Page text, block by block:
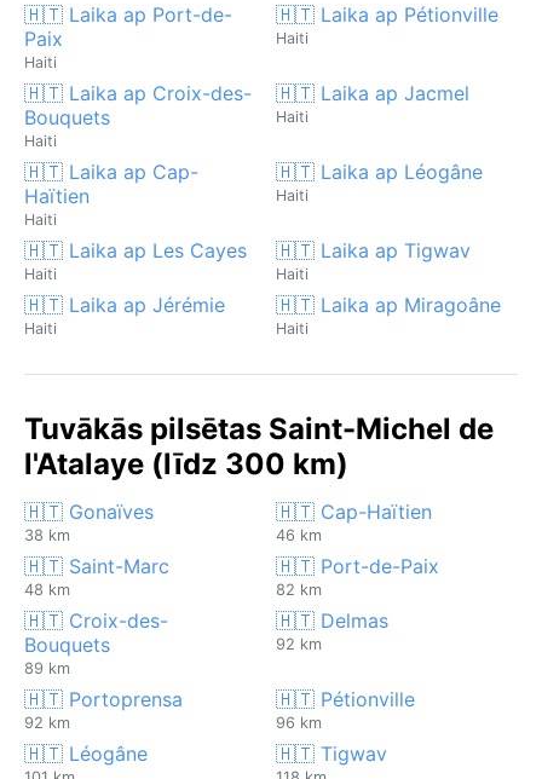
🇭🇹 Laika ap Port-de-
Paix
Haiti
🇭🇹 Laika ap Pétionville
Haiti
🇭🇹 Laika ap Croix-des-
Bouquets
Haiti
🇭🇹 Laika ap Jacmel
Haiti
🇭🇹 Laika ap Cap-
Haïtien
Haiti
🇭🇹 Laika ap Léogâne
Haiti
🇭🇹 Laika ap Les Cayes
Haiti
🇭🇹 Laika ap Tigwav
Haiti
🇭🇹 Laika ap Jérémie
Haiti
🇭🇹 Laika ap Miragoâne
Haiti
Tuvākās pilsētas Saint-Michel de
l'Atalaye (līdz 300 km)
🇭🇹 Gonaïves
38 km
🇭🇹 Cap-Haïtien
46 km
🇭🇹 Saint-Marc
48 km
🇭🇹 Port-de-Paix
82 km
🇭🇹 Croix-des-
Bouquets
89 km
🇭🇹 Delmas
92 km
🇭🇹 Portoprensa
92 km
🇭🇹 Pétionville
96 km
🇭🇹 Léogâne 🇭🇹 Tigwav